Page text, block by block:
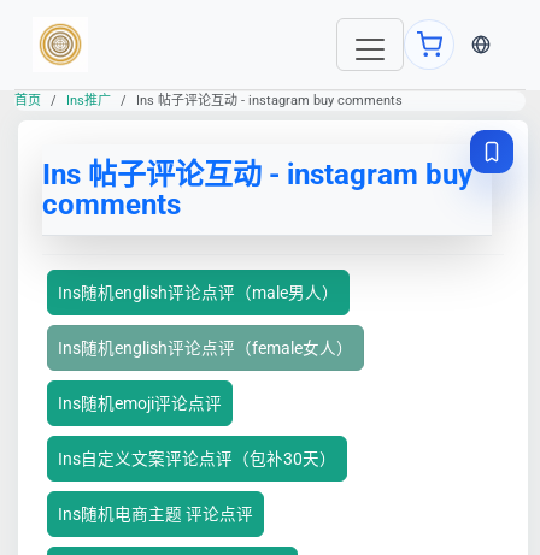
当前语
首页 Ins推广 Ins 帖子评论互动 - instagram buy comments
Ins 帖子评论互动 - instagram buy
comments
Ins随机english评论点评（male男人）
Ins随机english评论点评（female女人）
Ins随机emoji评论点评
Ins自定义文案评论点评（包补30天）
Ins随机电商主题 评论点评